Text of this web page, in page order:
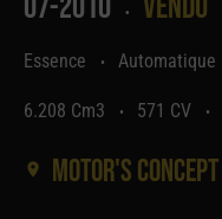
•
Essence • Automatique
6.208 Cm3 • 571 CV •
Motor's concept